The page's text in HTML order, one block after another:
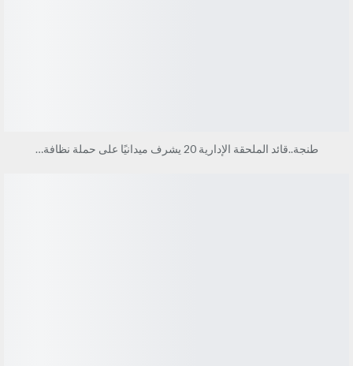
طنجة..قائد الملحقة الإدارية 20 يشرف ميدانيًا على حملة نظافة…